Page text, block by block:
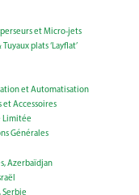
et Micro-jets
Tuyaux plats ‘Layflat’
et Automatisation
et Accessoires
Limitée
Générales
Azerbaïdjan
Serbie